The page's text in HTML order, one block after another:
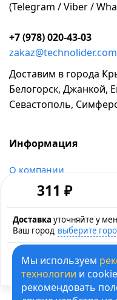
311 ₽
Доставка уточняйте у
Ваш город выберите
(Telegram / Viber /
+7 (978) 020-43-03
zakaz@technolider.com
Доставим в города
Белогорск, Джанкой,
Севастополь,
Информация
о компании
возврат и обмен товара
рассрочка и кредит
контакты
карта сайта
политика обработки
© 1995-2026
Мы используем
технологии и
рекомендовать